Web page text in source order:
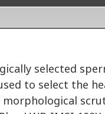
selected
to select the
morphological